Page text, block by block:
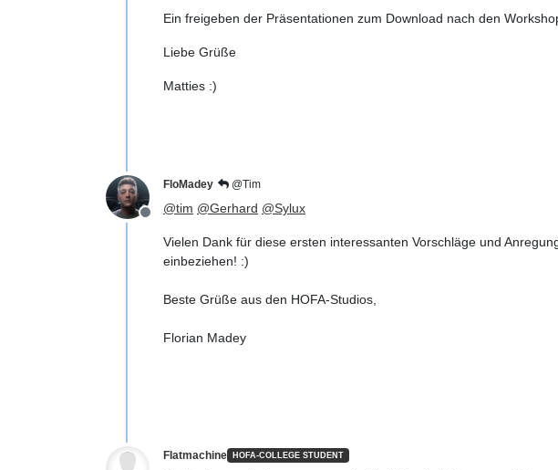
Ein freigeben der Präsentationen zum Download nach den
Liebe Grüße
Matties :)
Offline
FloMadey @Tim
@tim @Gerhard @Sylux
Vielen Dank für diese ersten interessanten Vorschläge und
einbeziehen! :)
Beste Grüße aus den HOFA-Studios,
Florian Madey
Flatmachine HOFA-COLLEGE STUDENT